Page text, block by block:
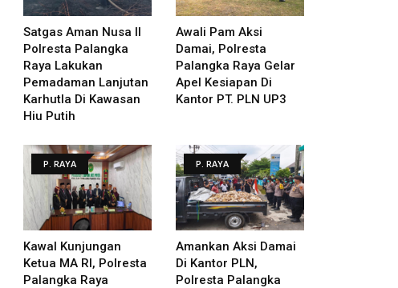
Satgas Aman Nusa II
Polresta Palangka
Raya Lakukan
Pemadaman Lanjutan
Karhutla Di Kawasan
Hiu Putih
Awali Pam Aksi
Damai, Polresta
Palangka Raya Gelar
Apel Kesiapan Di
Kantor PT. PLN UP3
P. RAYA
Kawal Kunjungan
Ketua MA RI, Polresta
Palangka Raya
P. RAYA
Amankan Aksi Damai
Di Kantor PLN,
Polresta Palangka